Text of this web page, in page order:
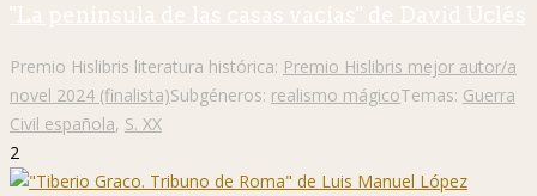
"La península de las casas vacías" de David Uclés
Premio Hislibris literatura histórica: Premio Hislibris mejor autor/a
novel 2024 (finalista)Subgéneros: realismo mágicoTemas: Guerra
Civil española, S. XX
2